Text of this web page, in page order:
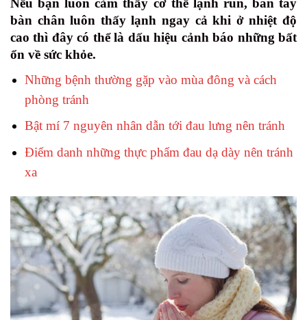
Nếu bạn luôn cảm thấy cơ thể lạnh run, bàn tay
bàn chân luôn thấy lạnh ngay cả khi ở nhiệt độ
cao thì đây có thể là dấu hiệu cảnh báo những bất
ổn về sức khỏe.
Những bệnh thường gặp vào mùa đông và cách
phòng tránh
Bật mí 7 nguyên nhân dẫn tới đau lưng nên tránh
Điểm danh những thực phẩm đau dạ dày nên tránh
xa